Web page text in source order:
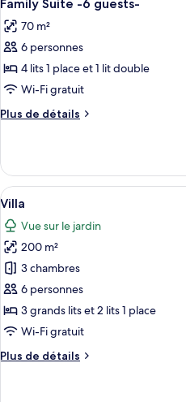
View
chambre
Room
Superior
Garden
View
toutes
les
photos
pour
ce
type
de
Family
Suite
-6
guests-
Family Suite -6 guests-
70 m²
6 personnes
4 lits 1 place et 1 lit double
Wi-Fi gratuit
Plus de détails
Plus
le
type
de
Family
Suite
-6
guests-
Afficher
toutes
les
photos
pour
ce
type
de
chambre :
Villa
6
Villa
Vue sur le jardin
200 m²
3 chambres
6 personnes
3 grands lits et 2 lits 1 place
Wi-Fi gratuit
Plus de détails
Plus